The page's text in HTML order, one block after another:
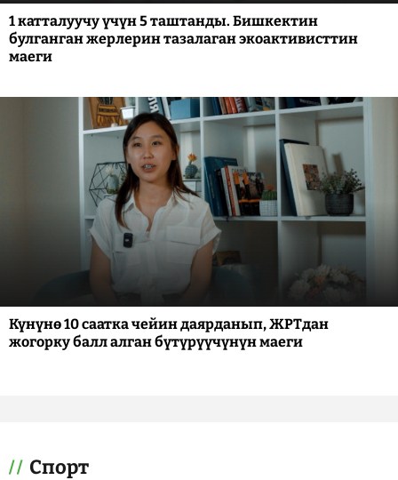
1 катталуучу үчүн 5 таштанды. Бишкектин
булганган жерлерин тазалаган экоактивисттин
маеги
Күнүнө 10 саатка чейин даярданып, ЖРТдан
жогорку балл алган бүтүрүүчүнүн маеги
Спорт